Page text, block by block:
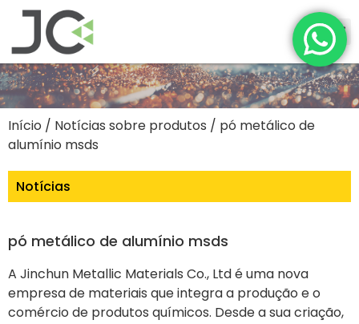
Início / Notícias sobre produtos / pó metálico de
alumínio msds
Notícias
pó metálico de alumínio msds
A Jinchun Metallic Materials Co., Ltd é uma nova
empresa de materiais que integra a produção e o
comércio de produtos químicos. Desde a sua criação,